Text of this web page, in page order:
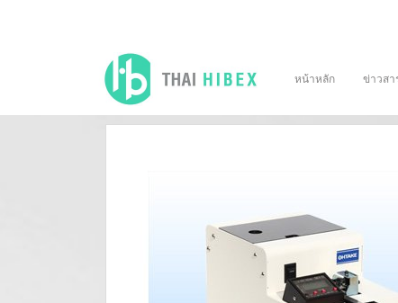
หน้าหลัก ข่าวสา